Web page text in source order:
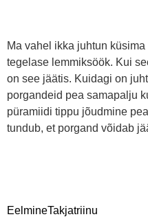
Ma vahel ikka juhtun
tegelase lemmiksöök. Kui
on see jäätis. Kuidagi on
porgandeid pea samapalju
püramiidi tippu jõudmine
tundub, et porgand võidab
EelmineTakjatriinu